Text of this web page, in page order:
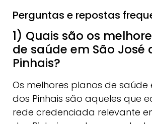
Perguntas e repostas
1) Quais são os
de saúde em São José
Pinhais?
Os melhores planos de saúde
dos Pinhais são aqueles que
rede credenciada relevante